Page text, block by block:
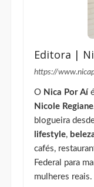
Editora |
https://
O Nica Por Aí
Nicole Regiane
blogueira
lifestyle,
cafés,
Federal para
mulheres reais.